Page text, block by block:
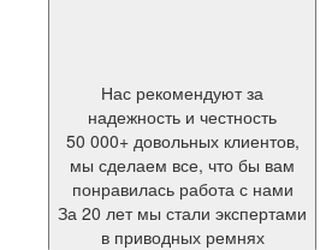
Нас рекомендуют за
надежность и честность
50 000+ довольных клиентов,
мы сделаем все, что бы вам
понравилась работа с нами
За 20 лет мы стали экспертами
в приводных ремнях